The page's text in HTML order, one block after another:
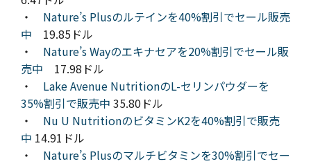
・ Nature’s Plusのルテインを40%割引でセール販売
中 19.85ドル
・ Nature’s Wayのエキナセアを20%割引でセール販
売中 17.98ドル
・ Lake Avenue NutritionのL-セリンパウダーを
35%割引で販売中 35.80ドル
・ Nu U NutritionのビタミンK2を40%割引で販売
中 14.91ドル
・ Nature’s Plusのマルチビタミンを30%割引でセー